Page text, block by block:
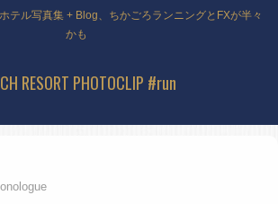
テル写真集 + Blog、ちかごろランニングとFXが半々
かも
RESORT PHOTOCLIP #run